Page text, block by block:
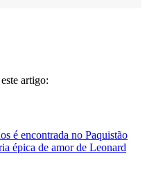
artigo:
é encontrada no Paquistão
épica de amor de Leonard